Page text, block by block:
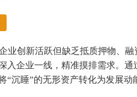
业创新活跃但缺乏抵质押物、
入企业一线，精准摸排需求。
“沉睡”的无形资产转化为发展